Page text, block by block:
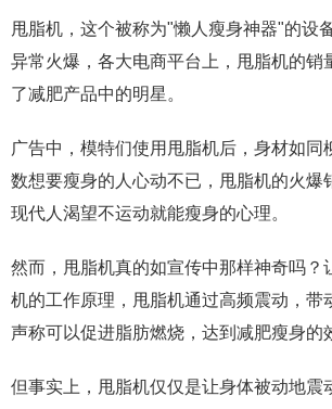
甩脂机，这个被称为"懒人瘦身神器"的设
异常火爆，各大电商平台上，甩脂机的销
了减肥产品中的明星。
广告中，模特们使用甩脂机后，身材如同
数想要瘦身的人心动不已，甩脂机的火爆
现代人渴望不运动就能瘦身的心理。
然而，甩脂机真的如宣传中那样神奇吗？
机的工作原理，甩脂机通过高频震动，带
声称可以促进脂肪燃烧，达到减肥瘦身的
但事实上，甩脂机仅仅是让身体被动地震